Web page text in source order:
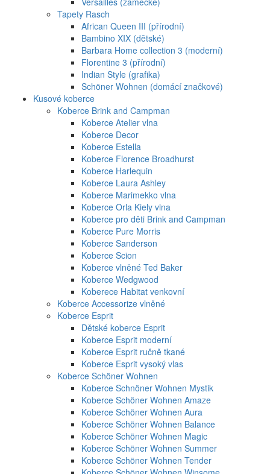
Tapety Rasch
African Queen III (přírodní)
Bambino XIX (dětské)
Barbara Home collection 3 (moderní)
Florentine 3 (přírodní)
Indian Style (grafika)
Schöner Wohnen (domácí značkové)
Kusové koberce
Koberce Brink and Campman
Koberce Atelier vlna
Koberce Decor
Koberce Estella
Koberce Florence Broadhurst
Koberce Harlequin
Koberce Laura Ashley
Koberce Marimekko vlna
Koberce Orla Kiely vlna
Koberce pro děti Brink and Campman
Koberce Pure Morris
Koberce Sanderson
Koberce Scion
Koberce vlněné Ted Baker
Koberce Wedgwood
Koberece Habitat venkovní
Koberce Accessorize vlněné
Koberce Esprit
Dětské koberce Esprit
Koberce Esprit moderní
Koberce Esprit ručně tkané
Koberce Esprit vysoký vlas
Koberce Schöner Wohnen
Koberce Schnöner Wohnen Mystik
Koberce Schöner Wohnen Amaze
Koberce Schöner Wohnen Aura
Koberce Schöner Wohnen Balance
Koberce Schöner Wohnen Magic
Koberce Schöner Wohnen Summer
Koberce Schöner Wohnen Tender